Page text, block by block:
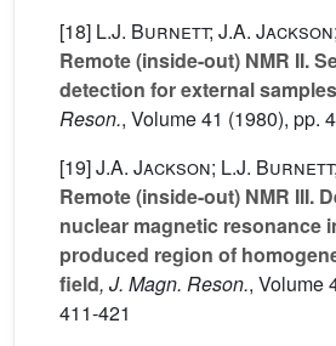
[18] L.J. Burnett; J.A.
Remote (inside-out) NMR II.
detection for external samples
Reson., Volume 41 (1980), pp.
[19]J.A. Jackson; L.J.
Remote (inside-out) NMR III.
nuclear magnetic resonance
produced region of
field, J. Magn. Reson., Volume
411-421